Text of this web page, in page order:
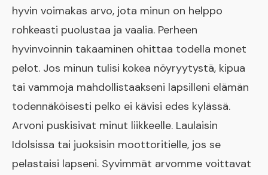
hyvin voimakas arvo, jota minun on helppo
rohkeasti puolustaa ja vaalia. Perheen
hyvinvoinnin takaaminen ohittaa todella monet
pelot. Jos minun tulisi kokea nöyryytystä, kipua
tai vammoja mahdollistaakseni lapsilleni elämän
todennäköisesti pelko ei kävisi edes kylässä.
Arvoni puskisivat minut liikkeelle. Laulaisin
Idolsissa tai juoksisin moottoritielle, jos se
pelastaisi lapseni. Syvimmät arvomme voittavat